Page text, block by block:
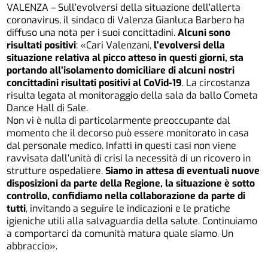
VALENZA – Sull’evolversi della situazione dell’allerta
coronavirus, il sindaco di Valenza Gianluca Barbero ha
diffuso una nota per i suoi concittadini.Alcuni sono
risultati positivi: «Cari Valenzani,l’evolversi della
situazione relativa al picco atteso in questi giorni, sta
portando all’isolamento domiciliare di alcuni nostri
concittadini risultati positivi al CoVid-19. La circostanza
risulta legata al monitoraggio della sala da ballo Cometa
Dance Hall di Sale.
Non vi è nulla di particolarmente preoccupante dal
momento che il decorso può essere monitorato in casa
dal personale medico. Infatti in questi casi non viene
ravvisata dall’unità di crisi la necessità di un ricovero in
strutture ospedaliere.Siamo in attesa di eventuali nuove
disposizioni da parte della Regione, la situazione è sotto
controllo, confidiamo nella collaborazione da parte di
tutti, invitando a seguire le indicazioni e le pratiche
igieniche utili alla salvaguardia della salute. Continuiamo
a comportarci da comunità matura quale siamo. Un
abbraccio».